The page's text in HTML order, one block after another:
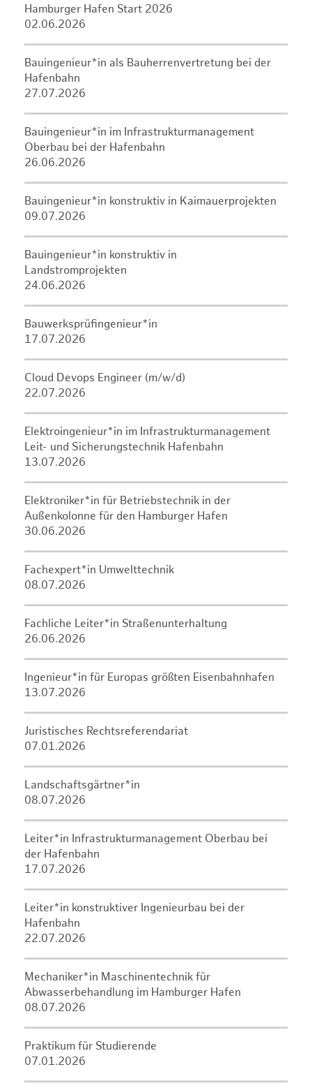
Hamburger Hafen Start 2026
02.06.2026
Bauingenieur*in als Bauherrenvertretung bei der
Hafenbahn
27.07.2026
Bauingenieur*in im Infrastrukturmanagement
Oberbau bei der Hafenbahn
26.06.2026
Bauingenieur*in konstruktiv in Kaimauerprojekten
09.07.2026
Bauingenieur*in konstruktiv in
Landstromprojekten
24.06.2026
Bauwerksprüfingenieur*in
17.07.2026
Cloud Devops Engineer (m/w/d)
22.07.2026
Elektroingenieur*in im Infrastrukturmanagement
Leit- und Sicherungstechnik Hafenbahn
13.07.2026
Elektroniker*in für Betriebstechnik in der
Außenkolonne für den Hamburger Hafen
30.06.2026
Fachexpert*in Umwelttechnik
08.07.2026
Fachliche Leiter*in Straßenunterhaltung
26.06.2026
Ingenieur*in für Europas größten Eisenbahnhafen
13.07.2026
Juristisches Rechtsreferendariat
07.01.2026
Landschaftsgärtner*in
08.07.2026
Leiter*in Infrastrukturmanagement Oberbau bei
der Hafenbahn
17.07.2026
Leiter*in konstruktiver Ingenieurbau bei der
Hafenbahn
22.07.2026
Mechaniker*in Maschinentechnik für
Abwasserbehandlung im Hamburger Hafen
08.07.2026
Praktikum für Studierende
07.01.2026